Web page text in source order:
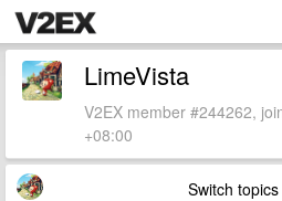
LimeVista
V2EX member #244262,
+08:00
Switch